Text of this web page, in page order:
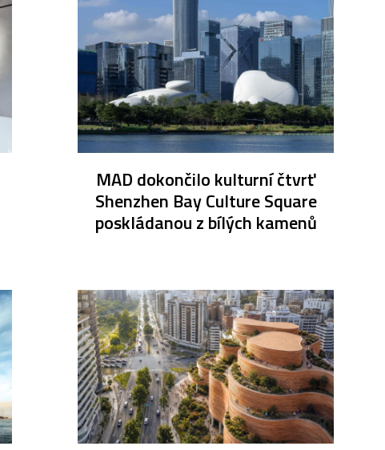
MAD dokončilo kulturní čtvrť
Shenzhen Bay Culture Square
poskládanou z bílých kamenů